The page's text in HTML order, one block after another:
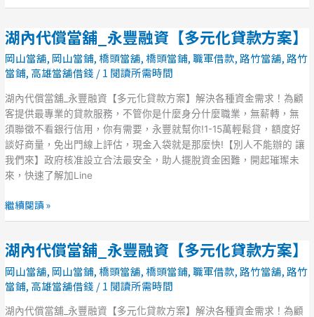
【全
方
位
貸
款
專
案】
湖內代償當舖_永豐融資【多元化貸款方案】
岡山當舖, 岡山當鋪,橋頭當舖,橋頭當鋪,職軍借款, 路竹當舖, 路竹
當鋪, 高雄當舖借錢 /1 閱讀所需時間
湖內代償當舖_永豐融資【多元化貸款方案】解決各種資金需求！為顧
客提供最專業的貸款服務，不管你是什麼身分什麼職業，無薪轉，無
須聯徵不看銀行信用，你有需要，永豐就幫你!1-15萬輕鬆貸，額度好
談好商量，免出門線上評估，現金入袋就是那麼快!【別人不能辦的 讓
我們來】政府核准設立合法最安全，助人擺脫資金困難，開起璀璨未
來，快速了解加Line
湖
代
償
當
舖
_
永
豐
融
【多
元
貸
款
方
繼續閱讀 »
湖內代償當舖_永豐融資【多元化貸款方案】
岡山當舖, 岡山當鋪,橋頭當舖,橋頭當鋪,職軍借款, 路竹當舖, 路竹
當鋪, 高雄當舖借錢 /1 閱讀所需時間
湖內代償當舖_永豐融資【多元化貸款方案】解決各種資金需求！為顧
湖
代
償
當